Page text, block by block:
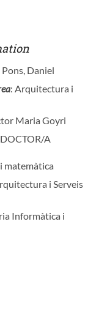
Daniel
: Arquitectura i
Maria Goyri
A
matemàtica
i Serveis
Informàtica i